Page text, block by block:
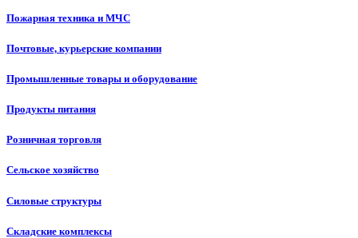
Пожарная техника и МЧС
Почтовые, курьерские компании
Промышленные товары и оборудование
Продукты питания
Розничная торговля
Сельское хозяйство
Силовые структуры
Складские комплексы